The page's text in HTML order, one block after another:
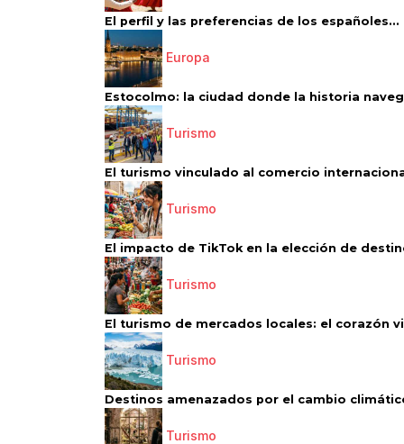
El perfil y las preferencias de los españoles...
Europa
Estocolmo: la ciudad donde la historia
Turismo
El turismo vinculado al comercio
Turismo
El impacto de TikTok en la elección de
Turismo
El turismo de mercados locales: el corazón
Turismo
Destinos amenazados por el cambio
Turismo